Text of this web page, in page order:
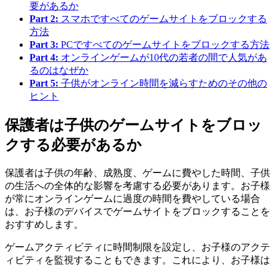
要があるか
Part 2: スマホですべてのゲームサイトをブロックする
方法
Part 3: PCですべてのゲームサイトをブロックする方法
Part 4: オンラインゲームが10代の若者の間で人気があ
るのはなぜか
Part 5: 子供がオンライン時間を減らすためのその他の
ヒント
保護者は子供のゲームサイトをブロッ
クする必要があるか
保護者は子供の年齢、成熟度、ゲームに費やした時間、子供
の生活への全体的な影響を考慮する必要があります。お子様
が常にオンラインゲームに過度の時間を費やしている場合
は、お子様のデバイスでゲームサイトをブロックすることを
おすすめします。
ゲームアクティビティに時間制限を設定し、お子様のアクテ
ィビティを監視することもできます。これにより、お子様は